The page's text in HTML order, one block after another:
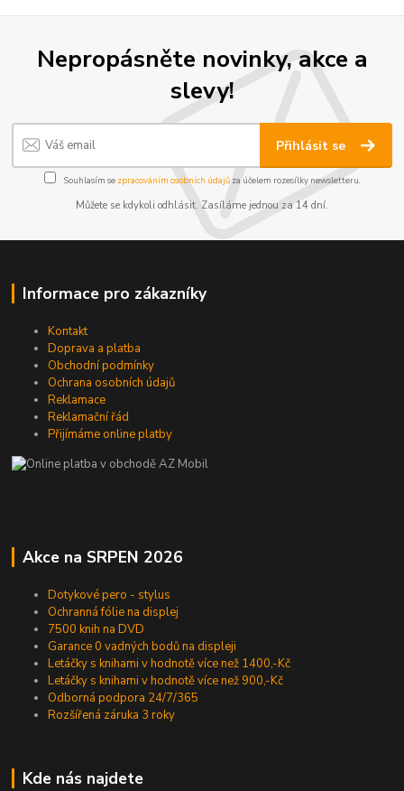
Nepropásněte novinky, akce a
slevy!
Přihlásit se
Souhlasím se zpracováním osobních údajůza účelem rozesílky newsletteru.
Můžete se kdykoli odhlásit. Zasíláme jednou za 14 dní.
Informace pro zákazníky
Kontakt
Doprava a platba
Obchodní podmínky
Ochrana osobních údajů
Reklamace
Reklamační řád
Přijímáme online platby
Akce na SRPEN 2026
Dotykové pero - stylus
Ochranná fólie na displej
7500 knih na DVD
Garance 0 vadných bodů na displeji
Letáčky s knihami v hodnotě více než 1400,-Kč
Letáčky s knihami v hodnotě více než 900,-Kč
Odborná podpora 24/7/365
Rozšířená záruka 3 roky
Kde nás najdete